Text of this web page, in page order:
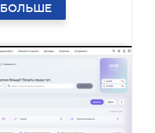
БОЛЬШЕ